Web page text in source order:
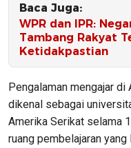
Baca Juga:
WPR dan IPR:
Tambang Rakyat
Ketidakpastian
Pengalaman mengajar
dikenal sebagai
Amerika Serikat selama
ruang pembelajaran